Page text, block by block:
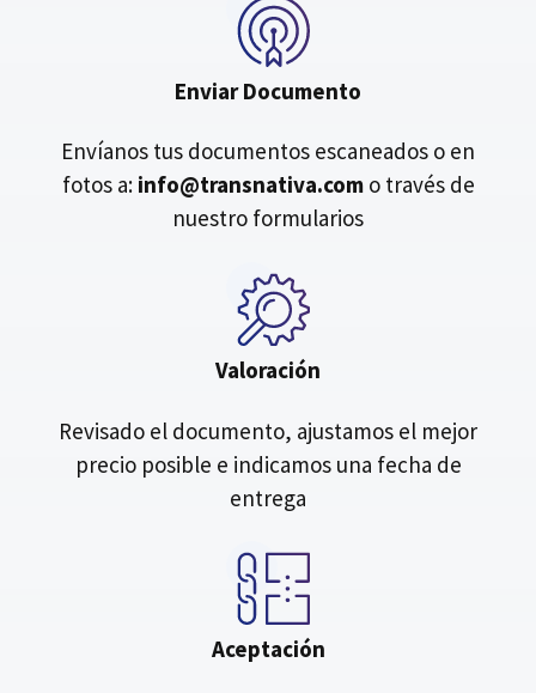
Enviar Documento
Envíanos tus documentos escaneados o en
fotos a: info@transnativa.como través de
nuestro formularios
Valoración
Revisado el documento, ajustamos el mejor
precio posible e indicamos una fecha de
entrega
Aceptación